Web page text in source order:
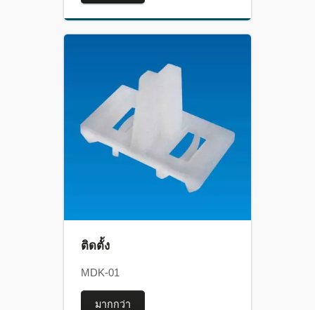
ติดตั้ง
MDK-01
มากกว่า